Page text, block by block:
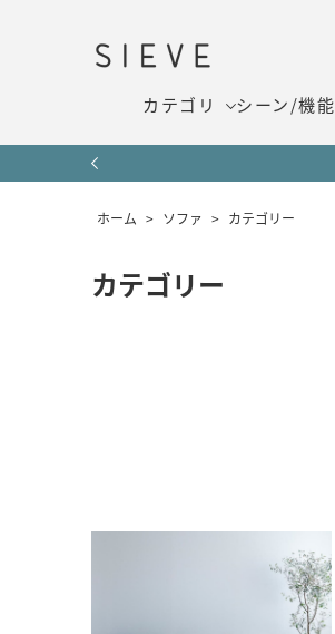
カテゴリ シーン/機能
ホーム > ソファ > カテゴリー
カテゴリー